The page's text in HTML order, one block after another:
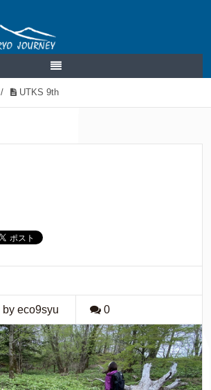
/ UTKS 9th
by eco9syu 0